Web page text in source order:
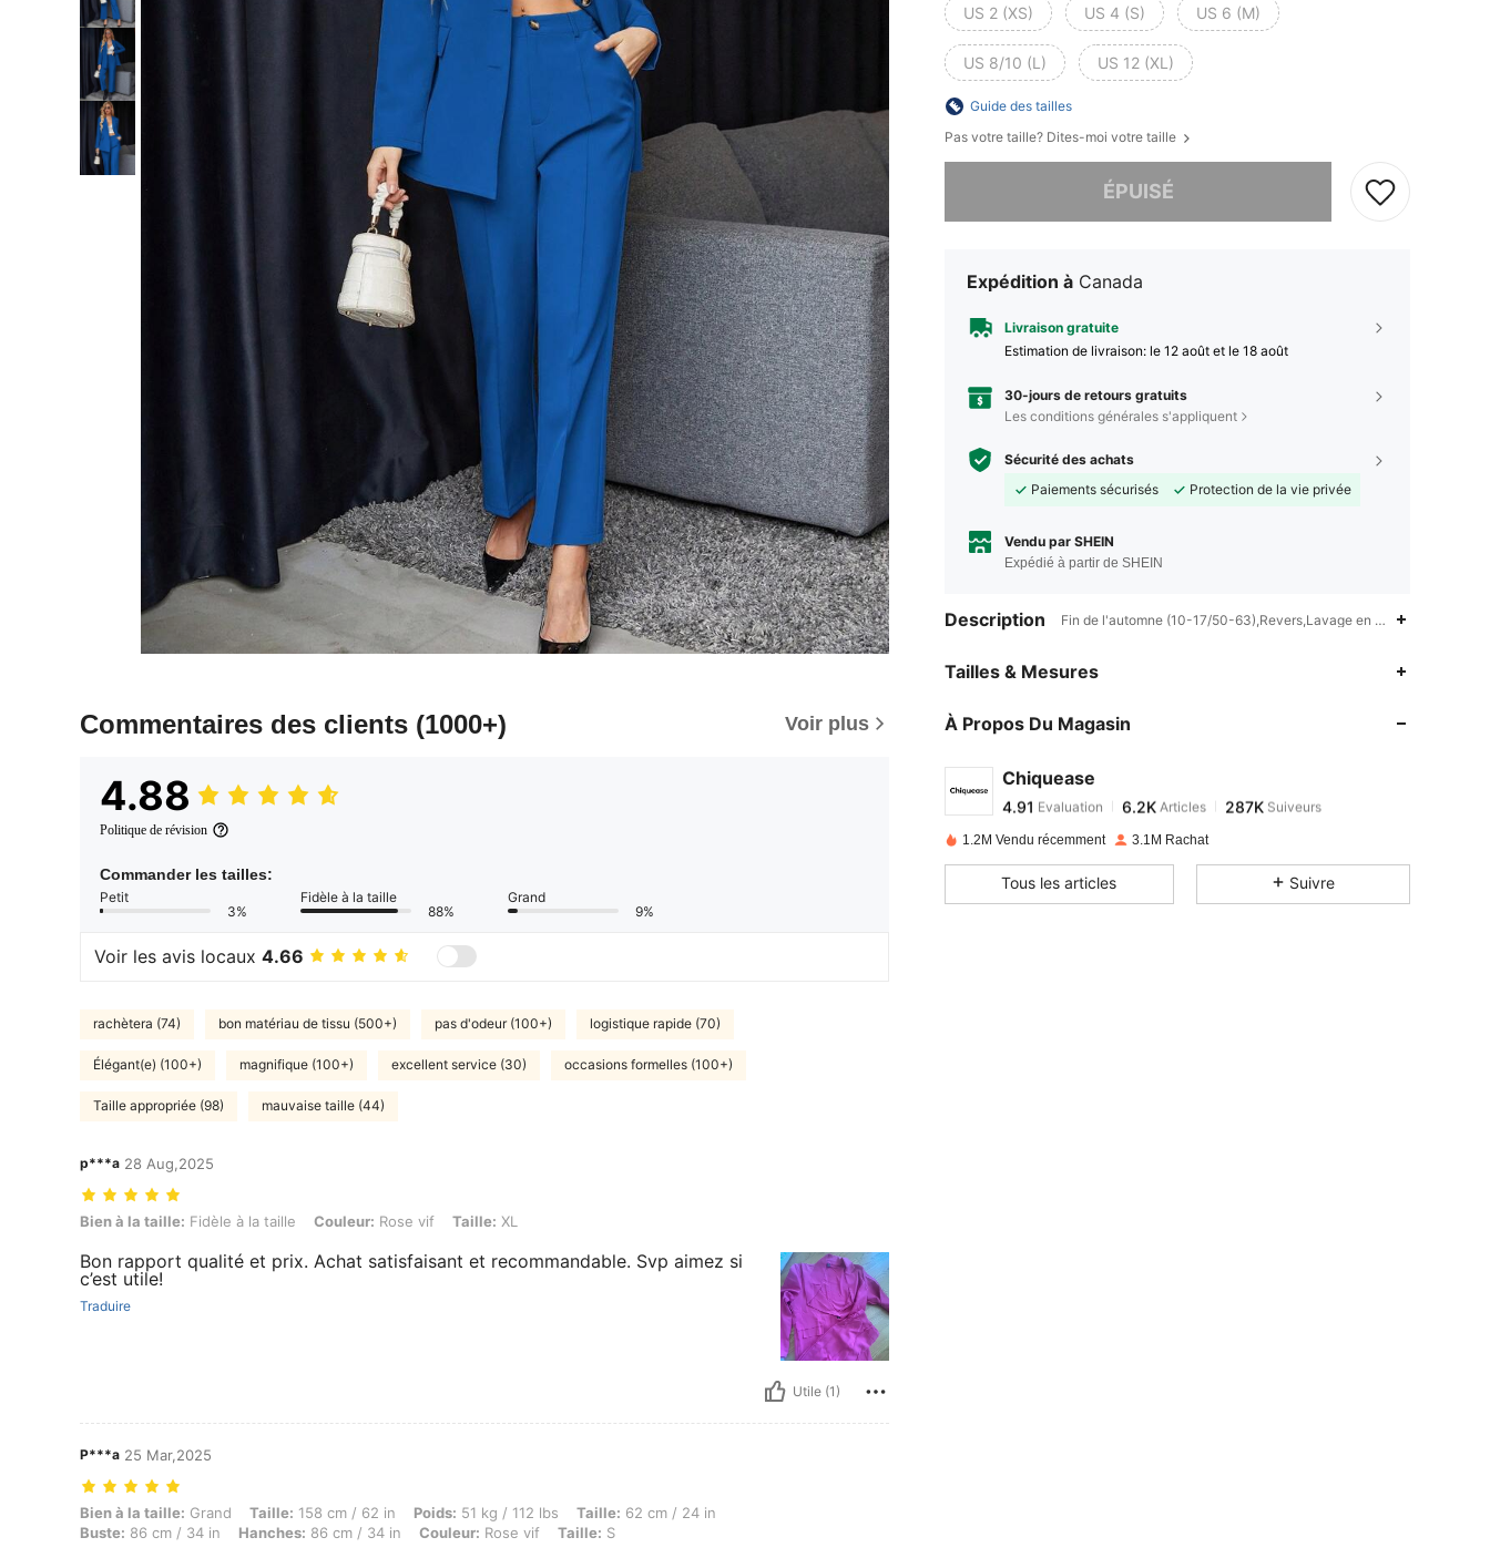
Commentaires des clients (1000+) Voir plus
4.88
Politique de révision
Commander les tailles:
Petit
3%
Fidèle à la taille
88%
Grand
9%
Voir les avis locaux 4.66
rachètera (74) bon matériau de tissu (500+) pas d'odeur (100+) logistique rapide (70)
Élégant(e) (100+) magnifique (100+) excellent service (30) occasions formelles (100+)
Taille appropriée (98) mauvaise taille (44)
p***a 28 Aug,2025
Bien à la taille: Fidèle à la taille, Couleur: Rose vif, Taille: XL
Bien à la taille: Fidèle à la taille Couleur: Rose vif Taille: XL
Bon rapport qualité et prix. Achat satisfaisant et recommandable. Svp aimez si
c’est utile!
Traduire
Utile (1)
P***a 25 Mar,2025
Bien à la taille: Grand, Taille: 158 cm / 62 in, Poids: 51 kg / 112 lbs, Taille: 62 cm / 24 in, Buste: 86 cm / 34 in, Hanches: 86 cm / 34 in, Couleur: Rose vif, Taille: S
Bien à la taille: Grand Taille: 158 cm / 62 in Poids: 51 kg / 112 lbs Taille: 62 cm / 24 in
Buste: 86 cm / 34 in Hanches: 86 cm / 34 in Couleur: Rose vif Taille: S
US 2 (XS) US 4 (S) US 6 (M)
US 8/10 (L) US 12 (XL)
Guide des tailles
Pas votre taille? Dites-moi votre taille
ÉPUISÉ
Désolés, ce produit est épuisé.
Expédition à Canada
Livraison gratuite
Estimation de livraison: le 12 août et le 18 août
30-jours de retours gratuits
Les conditions générales s'appliquent
Sécurité des achats
Paiements sécurisés
Protection de la vie privée
Vendu par SHEIN
Expédié à partir de SHEIN
Description Fin de l'automne (10-17/50-63),Revers,Lavage en machine ou
Tailles & Mesures
À Propos Du Magasin
Chiquease
4.91 6.2K
4.91Evaluation
a***bpayéIl y a 1 jour
1.2M Vendu récemment 3.1M Rachat
Tous les articles Suivre